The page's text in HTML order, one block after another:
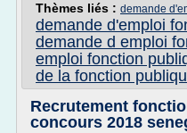
Thèmes liés : demande
demande d'emploi
demande d emploi
emploi fonction
de la fonction
Recrutement
concours 2018